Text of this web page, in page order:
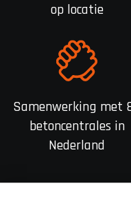
op locatie
Samenwerking met
betoncentrales in
Nederland